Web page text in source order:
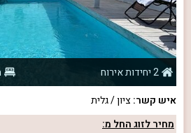
2 יחידות אירוח
איש קשר:ציון / גלית
מחיר לזוג החל מ: